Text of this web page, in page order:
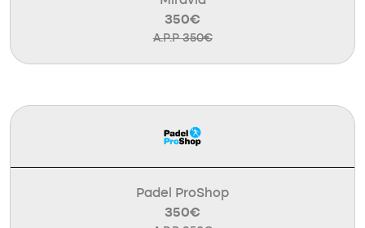
350€
A.P.P 350€
Padel ProShop
350€